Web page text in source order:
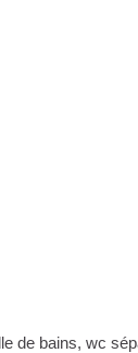
de bains, wc